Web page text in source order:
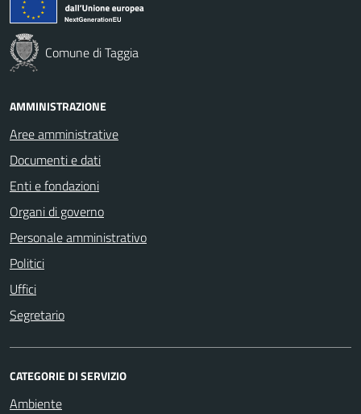
Comune di Taggia
AMMINISTRAZIONE
Aree amministrative
Documenti e dati
Enti e fondazioni
Organi di governo
Personale amministrativo
Politici
Uffici
Segretario
CATEGORIE DI SERVIZIO
Ambiente